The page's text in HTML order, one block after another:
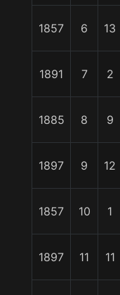
1857 6 13
1891 7 2
1885 8 9
1897 9 12
1857 10 1
1897 11 11